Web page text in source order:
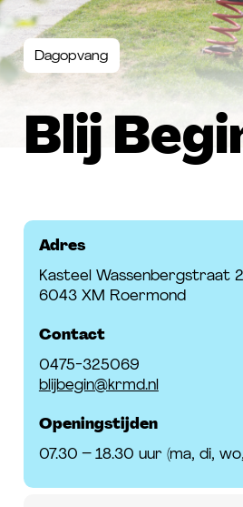
FAQ
Contact
Dagopvang
Blij
Adres
Kasteel Wassenbergstraat 2
6043 XM Roermond
Contact
0475-325069
blijbegin@krmd.nl
Openingstijden
07.30 – 18.30 uur (ma, di,